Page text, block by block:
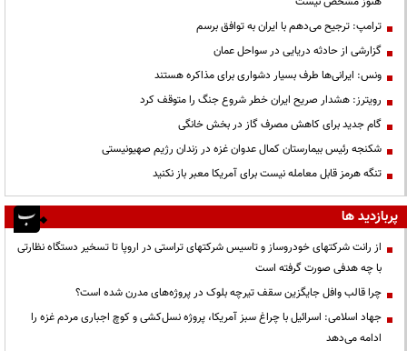
ترامپ: ترجیح می‌دهم با ایران به توافق برسم
گزارشی از حادثه دریایی در سواحل عمان
ونس: ایرانی‌ها طرف بسیار دشواری برای مذاکره هستند
رویترز: هشدار صریح ایران خطر شروع جنگ را متوقف کرد
گام جدید برای کاهش مصرف گاز در بخش خانگی
شکنجه رئیس بیمارستان کمال عدوان غزه در زندان رژیم صهیونیستی
تنگه هرمز قابل معامله نیست برای آمریکا معبر باز نکنید
پربازدید ها
از رانت‌ شرکتهای خودروساز و تاسیس شرکتهای تراستی در اروپا تا تسخیر دستگاه نظارتی
با چه هدفی صورت گرفته است
چرا قالب وافل جایگزین سقف تیرچه بلوک در پروژه‌های مدرن شده است؟
جهاد اسلامی: اسرائیل با چراغ سبز آمریکا، پروژه نسل‌کشی و کوچ اجباری مردم غزه را
ادامه می‌دهد